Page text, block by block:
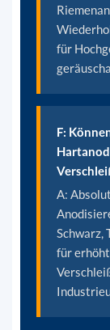
für
F:
A:
Schwarz,
für